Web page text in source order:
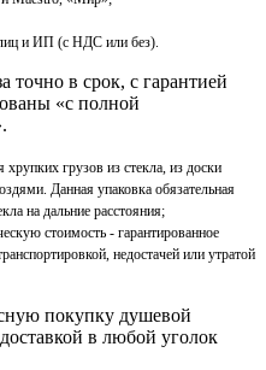
и ИП (с НДС или без).
точно в срок, с гарантией
«с полной
грузов из стекла, из доски
Данная упаковка обязательная
на дальние расстояния;
стоимость - гарантированное
недостачей или утратой
покупку душевой
в любой уголок